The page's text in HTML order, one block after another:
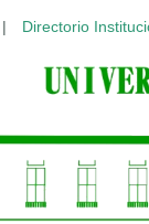
| Directorio